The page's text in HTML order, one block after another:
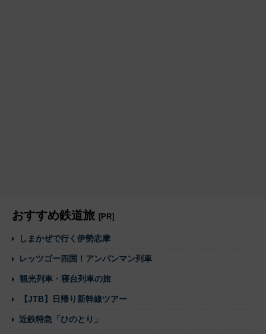
おすすめ鉄道旅 [PR]
しまかぜで行く伊勢志摩
レッツゴー四国！アンパンマン列車
観光列車・寝台列車の旅
【JTB】日帰り新幹線ツアー
近鉄特急「ひのとり」